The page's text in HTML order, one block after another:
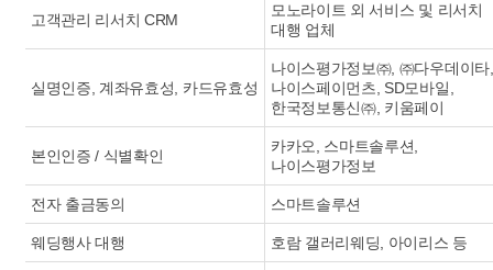
고객관리 리서치 CRM
모노라이트 외 서비스 및 리서치
대행 업체
실명인증, 계좌유효성, 카드유효성
나이스평가정보㈜, ㈜다우데이타,
나이스페이먼츠, SD모바일,
한국정보통신㈜, 키움페이
본인인증 / 식별확인
카카오, 스마트솔루션,
나이스평가정보
전자 출금동의 스마트솔루션
웨딩행사 대행 호람 갤러리웨딩, 아이리스 등